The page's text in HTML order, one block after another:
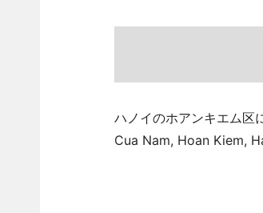
ハノイのホアンキエム区
Cua Nam, Hoan Kiem,